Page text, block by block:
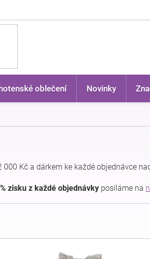
oblečení Novinky
Kč a dárkem ke každé objednávce
zisku z každé objednávky posíláme na